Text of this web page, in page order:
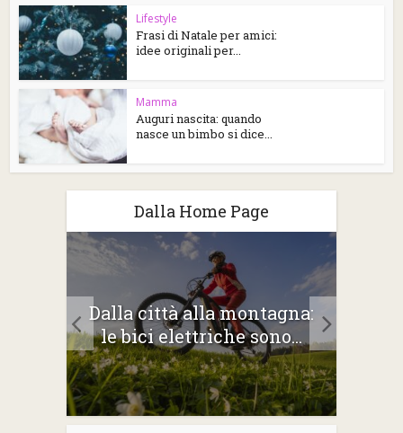
Lifestyle
Frasi di Natale per amici:
idee originali per...
Mamma
Auguri nascita: quando
nasce un bimbo si dice...
Dalla Home Page
Dalla città alla montagna:
le bici elettriche sono...